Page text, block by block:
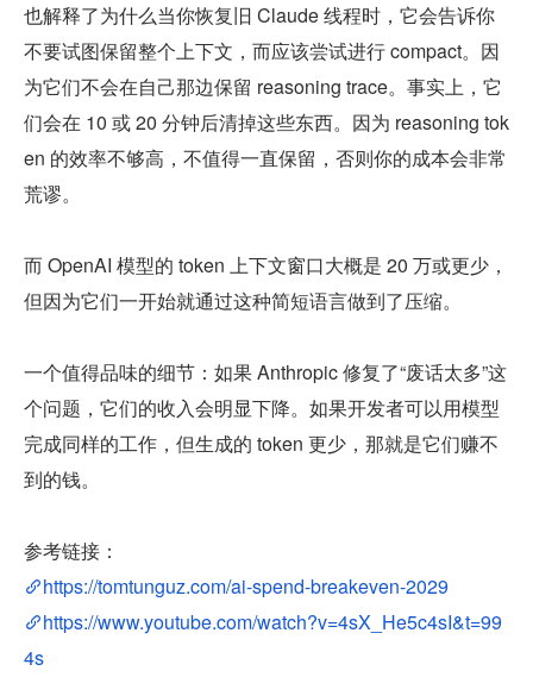
也解释了为什么当你恢复旧 Claude 线程时，它会告诉你
不要试图保留整个上下文，而应该尝试进行 compact。因
为它们不会在自己那边保留 reasoning trace。事实上，它
们会在 10 或 20 分钟后清掉这些东西。因为 reasoning tok
en 的效率不够高，不值得一直保留，否则你的成本会非常
荒谬。
而 OpenAI 模型的 token 上下文窗口大概是 20 万或更少，
但因为它们一开始就通过这种简短语言做到了压缩。
一个值得品味的细节：如果 Anthropic 修复了“废话太多”这
个问题，它们的收入会明显下降。如果开发者可以用模型
完成同样的工作，但生成的 token 更少，那就是它们赚不
到的钱。
参考链接：
https://tomtunguz.com/ai-spend-breakeven-2029
https://www.youtube.com/watch?v=4sX_He5c4sI&t=99
4s